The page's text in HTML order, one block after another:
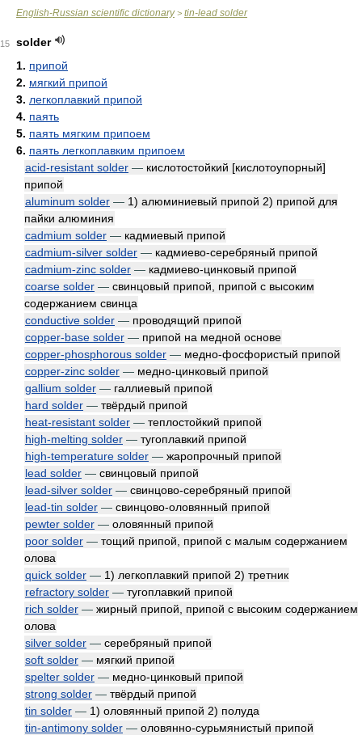
English-Russian scientific dictionary> tin-lead solder
15
solder
1. припой
2. мягкий припой
3. легкоплавкий припой
4. паять
5. паять мягким припоем
6. паять легкоплавким припоем
acid-resistant solder — кислотостойкий [кислотоупорный]
припой
aluminum solder — 1) алюминиевый припой 2) припой для
пайки алюминия
cadmium solder — кадмиевый припой
cadmium-silver solder — кадмиево-серебряный припой
cadmium-zinc solder — кадмиево-цинковый припой
coarse solder — свинцовый припой, припой с высоким
содержанием свинца
conductive solder — проводящий припой
copper-base solder — припой на медной основе
copper-phosphorous solder — медно-фосфористый припой
copper-zinc solder — медно-цинковый припой
gallium solder — галлиевый припой
hard solder — твёрдый припой
heat-resistant solder — теплостойкий припой
high-melting solder — тугоплавкий припой
high-temperature solder — жаропрочный припой
lead solder — свинцовый припой
lead-silver solder — свинцово-серебряный припой
lead-tin solder — свинцово-оловянный припой
pewter solder — оловянный припой
poor solder — тощий припой, припой с малым содержанием
олова
quick solder — 1) легкоплавкий припой 2) третник
refractory solder — тугоплавкий припой
rich solder — жирный припой, припой с высоким содержанием
олова
silver solder — серебряный припой
soft solder — мягкий припой
spelter solder — медно-цинковый припой
strong solder — твёрдый припой
tin solder — 1) оловянный припой 2) полуда
tin-antimony solder — оловянно-сурьмянистый припой